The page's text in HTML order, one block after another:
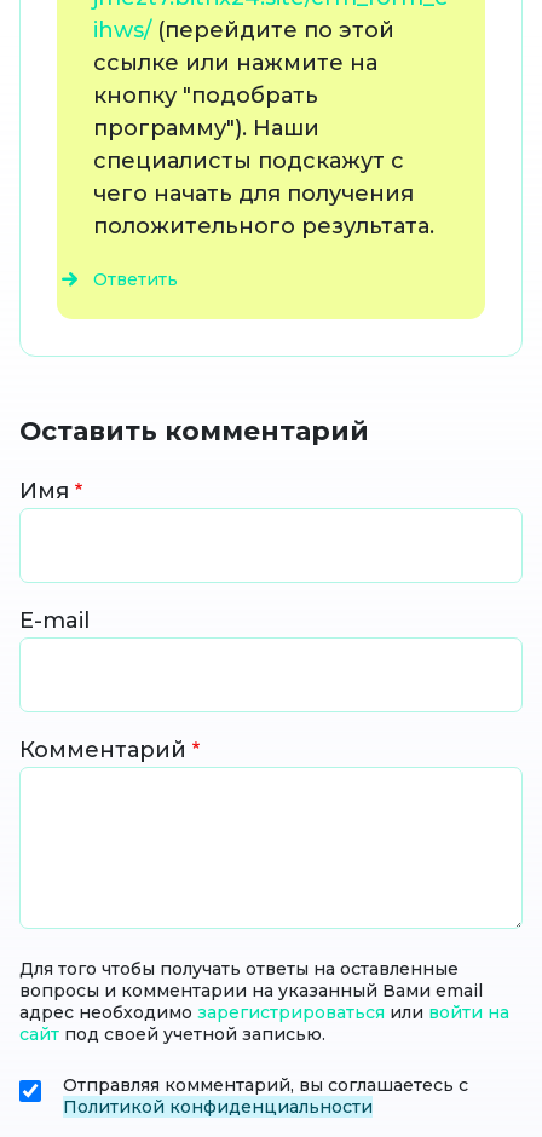
ihws/(перейдите по этой
ссылке или нажмите на
кнопку "подобрать
программу"). Наши
специалисты подскажут с
чего начать для получения
положительного результата.
Ответить
Оставить комментарий
Имя
E-mail
Комментарий
Для того чтобы получать ответы на оставленные
вопросы и комментарии на указанный Вами email
адрес необходимо зарегистрироваться или войти на
сайт под своей учетной записью.
Отправляя комментарий, вы соглашаетесь с
Политикой конфиденциальности